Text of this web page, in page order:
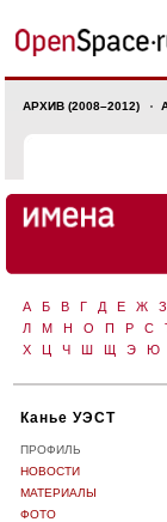
АРХИВ (2008–2012)
А Б В Г Д Е Ж З
Л
М Н О П Р С
Х
Ц Ч Ш Щ Э Ю
Канье УЭСТ
ПРОФИЛЬ
НОВОСТИ
МАТЕРИАЛЫ
ФОТО